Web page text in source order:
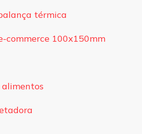
térmica
commerce 100x150mm